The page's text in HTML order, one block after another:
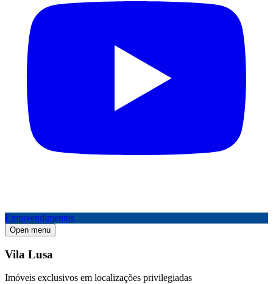
Empreendimentos
Open menu
Vila Lusa
Imóveis exclusivos em localizações privilegiadas